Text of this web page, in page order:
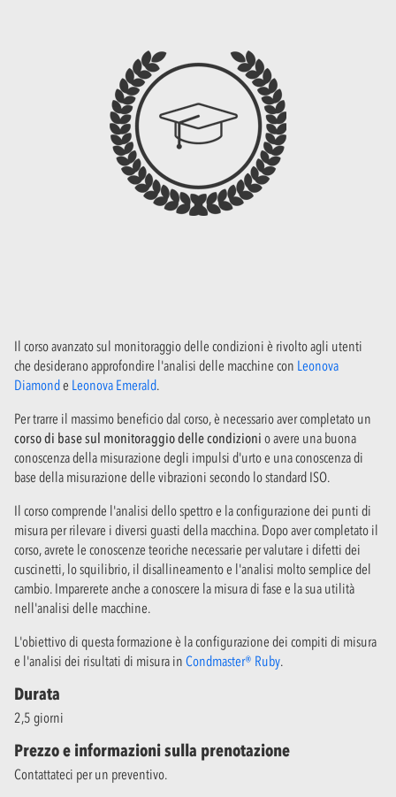
Il corso avanzato sul monitoraggio delle condizioni è rivolto agli utenti
che desiderano approfondire l'analisi delle macchine con Leonova
Diamonde Leonova Emerald.
Per trarre il massimo beneficio dal corso, è necessario aver completato un
corso di base sul monitoraggio delle condizioni o avere una buona
conoscenza della misurazione degli impulsi d'urto e una conoscenza di
base della misurazione delle vibrazioni secondo lo standard ISO.
Il corso comprende l'analisi dello spettro e la configurazione dei punti di
misura per rilevare i diversi guasti della macchina. Dopo aver completato il
corso, avrete le conoscenze teoriche necessarie per valutare i difetti dei
cuscinetti, lo squilibrio, il disallineamento e l'analisi molto semplice del
cambio. Imparerete anche a conoscere la misura di fase e la sua utilità
nell'analisi delle macchine.
L'obiettivo di questa formazione è la configurazione dei compiti di misura
e l'analisi dei risultati di misura in Condmaster® Ruby.
Durata
2,5 giorni
Prezzo e informazioni sulla prenotazione
Contattateci per un preventivo.